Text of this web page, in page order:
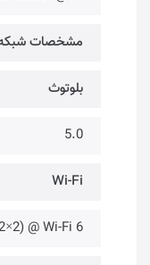
مشخصات شبکه
بلوتوث
5.0
Wi-Fi
@ Wi-Fi 6